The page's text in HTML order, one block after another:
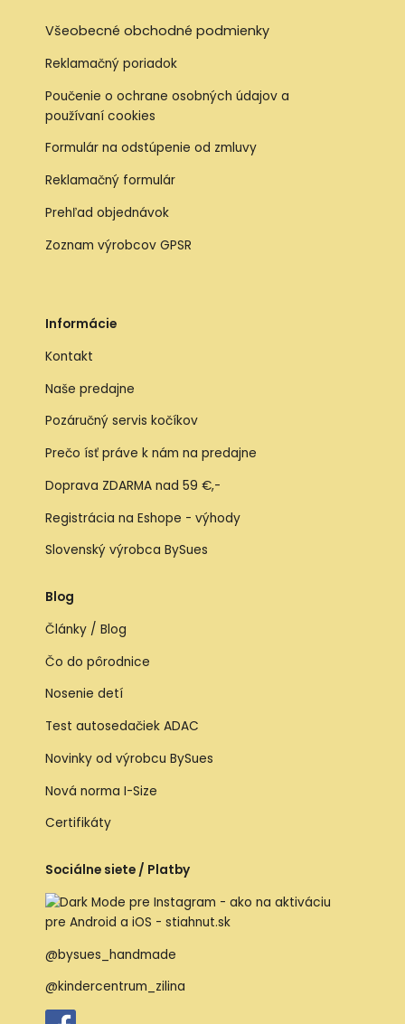
Všeobecné obchodné podmienky
Reklamačný poriadok
Poučenie o ochrane osobných údajov a
používaní cookies
Formulár na odstúpenie od zmluvy
Reklamačný formulár
Prehľad objednávok
Zoznam výrobcov GPSR
Informácie
Kontakt
Naše predajne
Pozáručný servis kočíkov
Prečo ísť práve k nám na predajne
Doprava ZDARMA nad 59 €,-
Registrácia na Eshope - výhody
Slovenský výrobca BySues
Blog
Články / Blog
Čo do pôrodnice
Nosenie detí
Test autosedačiek ADAC
Novinky od výrobcu BySues
Nová norma I-Size
Certifikáty
Sociálne siete / Platby
@bysues_handmade
@kindercentrum_zilina